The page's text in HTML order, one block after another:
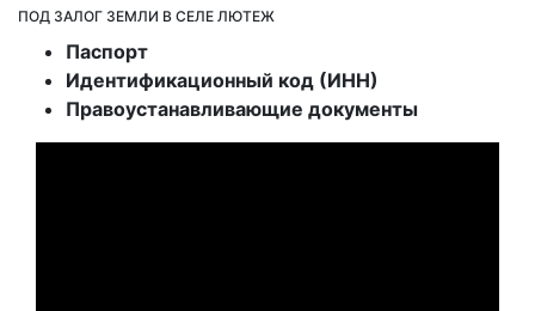
ПОД ЗАЛОГ ЗЕМЛИ В СЕЛЕ ЛЮТЕЖ
Паспорт
Идентификационный код (ИНН)
Правоустанавливающие документы